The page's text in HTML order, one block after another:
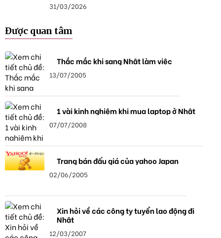
31/03/2026
Được quan tâm
Thắc mắc khi sang Nhật làm việc
13/07/2005
1 vài kinh nghiệm khi mua laptop ở Nhật
07/07/2008
Trang bán đấu giá của yahoo Japan
02/06/2005
Xin hỏi về các công ty tuyển lao động đi
Nhật
12/03/2007